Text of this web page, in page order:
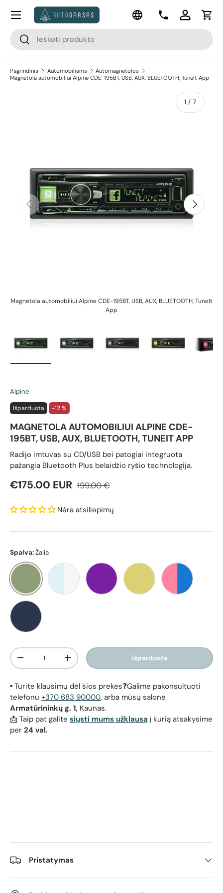
Pereiti prie turinio
Paieška
Paieška
Kalba
KontaktaiPrisijungti
Meniu
Pagrindinis Automobiliams
Automagnetolos
Magnetola automobiliui Alpine CDE-195BT, USB, AUX, BLUETOOTH, TuneIt App
Magnetola automobiliui Alpine CDE-195BT, USB, AUX, BLUETOOTH, TuneIt
App
Ankstesnis
1 / apie
7
Kitas
Alpine
Išparduota -12 %
MAGNETOLA AUTOMOBILIUI ALPINE CDE-
195BT, USB, AUX, BLUETOOTH, TUNEIT APP
Radijo imtuvas su CD/USB bei patogiai integruota
pažangia Bluetooth Plus belaidžio ryšio technologija.
Pardavimo kaina
€175.00 EUR Reguliari kaina
199.00 €
Nėra atsiliepimų
Spalva:Žalia
Žalia Ledo-BaltaVioletinė Geltona Rožinė-
Mėlyna
Kiekis
Sumažinti kiekįPadidinti kiekį Išparduota
▪️ Turite klausimų dėl šios prekės❓Galime pakonsultuoti
telefonu +370 683 90000, arba mūsų salone
Armatūrininkų g. 1, Kaunas.
📩 Taip pat galite siųsti mums užklausą į kurią atsakysime
per 24 val.
Pristatymas